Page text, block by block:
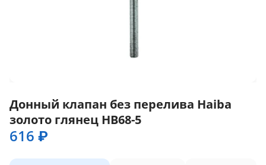
Донный клапан без перелива Haiba
золото глянец HB68-5
616 ₽